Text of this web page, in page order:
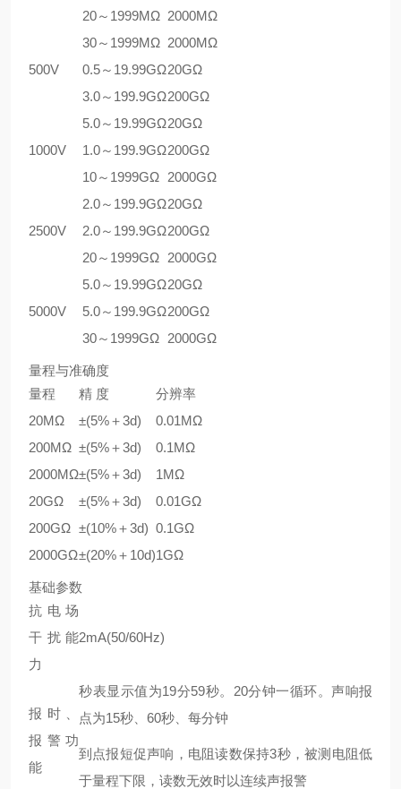
20～1999MΩ 2000MΩ
500V
30～1999MΩ 2000MΩ
0.5～19.99GΩ20GΩ
3.0～199.9GΩ200GΩ
1000V
5.0～19.99GΩ20GΩ
1.0～199.9GΩ200GΩ
10～1999GΩ 2000GΩ
2500V
2.0～199.9GΩ20GΩ
2.0～199.9GΩ200GΩ
20～1999GΩ 2000GΩ
5000V
5.0～19.99GΩ20GΩ
5.0～199.9GΩ200GΩ
30～1999GΩ 2000GΩ
量程与准确度
量程
精 度
分辨率
20MΩ
±(5%＋3d)
0.01MΩ
200MΩ ±(5%＋3d)
0.1MΩ
2000MΩ±(5%＋3d)
1MΩ
20GΩ
±(5%＋3d)
0.01GΩ
200GΩ ±(10%＋3d) 0.1GΩ
2000GΩ±(20%＋10d)1GΩ
基础参数
抗电场
干扰能
力
2mA(50/60Hz)
报时、
报警功
能
秒表显示值为19分59秒。20分钟一循环。声响报
点为15秒、60秒、每分钟
到点报短促声响，电阻读数保持3秒，被测电阻低
于量程下限，读数无效时以连续声报警